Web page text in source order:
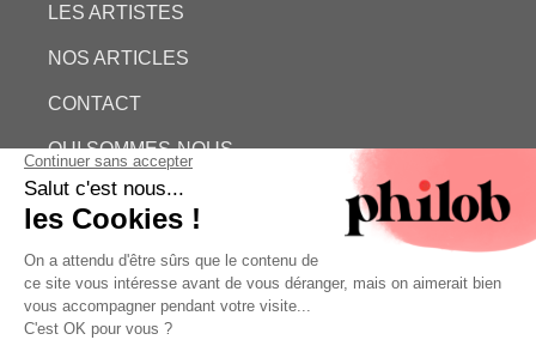
LES ARTISTES
NOS ARTICLES
CONTACT
QUI SOMMES-NOUS
ESTIMATION GRATUITE
PHILOB